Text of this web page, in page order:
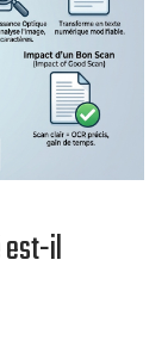
est-il